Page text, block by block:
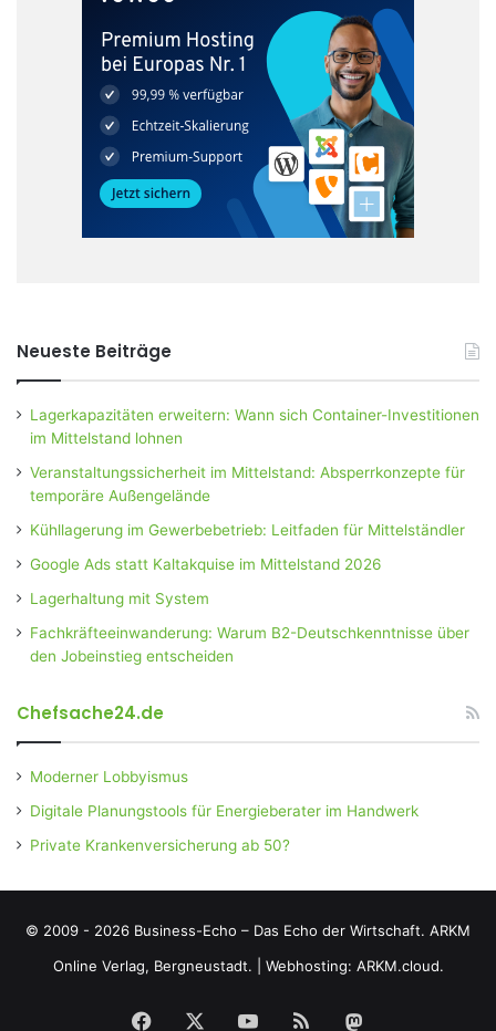
Neueste Beiträge
Lagerkapazitäten erweitern: Wann sich Container-Investitionen
im Mittelstand lohnen
Veranstaltungssicherheit im Mittelstand: Absperrkonzepte für
temporäre Außengelände
Kühllagerung im Gewerbebetrieb: Leitfaden für Mittelständler
Google Ads statt Kaltakquise im Mittelstand 2026
Lagerhaltung mit System
Fachkräfteeinwanderung: Warum B2-Deutschkenntnisse über
den Jobeinstieg entscheiden
Chefsache24.de
Moderner Lobbyismus
Digitale Planungstools für Energieberater im Handwerk
Private Krankenversicherung ab 50?
© 2009 - 2026 Business-Echo – Das Echo der Wirtschaft. ARKM
Online Verlag, Bergneustadt.
Webhosting: ARKM.cloud.
Facebook YouTubeRSS